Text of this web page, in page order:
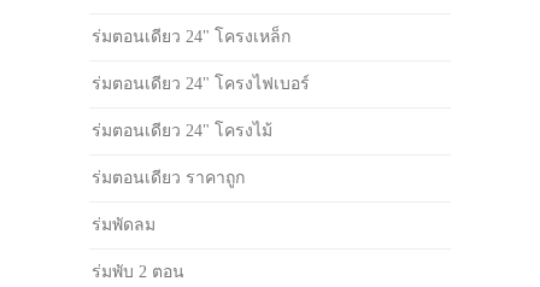
ร่มตอนเดียว 24" โครงเหล็ก
ร่มตอนเดียว 24" โครงไฟเบอร์
ร่มตอนเดียว 24" โครงไม้
ร่มตอนเดียว ราคาถูก
ร่มพัดลม
ร่มพับ 2 ตอน